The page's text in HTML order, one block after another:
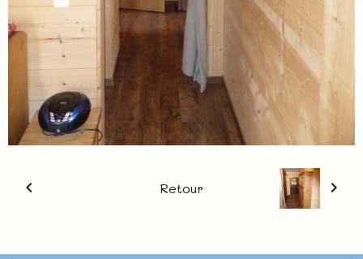
Retour